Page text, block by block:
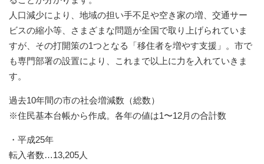
人口減少により、地域の担い手不足や空き家の増、交通サー
ビスの縮小等、さまざまな問題が全国で取り上げられていま
すが、その打開策の1つとなる「移住者を増やす支援」。市で
も専門部署の設置により、これまで以上に力を入れていきま
す。
過去10年間の市の社会増減数（総数）
※住民基本台帳から作成。各年の値は1〜12月の合計数
・平成25年
転入者数…13,205人